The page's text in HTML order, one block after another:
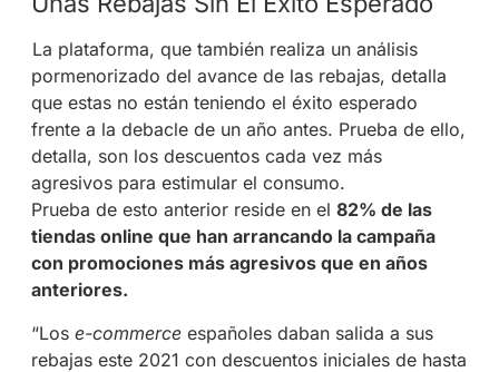
La plataforma, que también realiza un análisis
pormenorizado del avance de las rebajas, detalla
que estas no están teniendo el éxito esperado
frente a la debacle de un año antes. Prueba de ello,
detalla, son los descuentos cada vez más
agresivos para estimular el consumo.
Prueba de esto anterior reside en el 82% de las
tiendas online que han arrancando la campaña
con promociones más agresivos que en años
anteriores.
“Lose-commerceespañoles daban salida a sus
rebajas este 2021 con descuentos iniciales de hasta